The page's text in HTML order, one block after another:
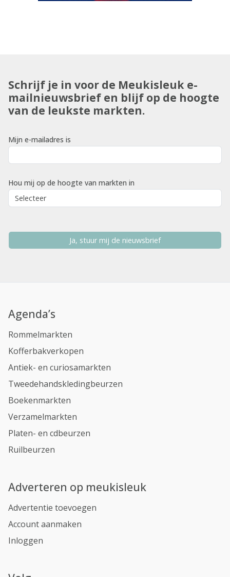
Schrijf je in voor de Meukisleuk e-
mailnieuwsbrief en blijf op de hoogte
van de leukste markten.
Mijn e-mailadres is
Hou mij op de hoogte van markten in
Ja, stuur mij de nieuwsbrief
Agenda’s
Rommelmarkten
Kofferbakverkopen
Antiek- en curiosamarkten
Tweedehandskledingbeurzen
Boekenmarkten
Verzamelmarkten
Platen- en cdbeurzen
Ruilbeurzen
Adverteren op meukisleuk
Advertentie toevoegen
Account aanmaken
Inloggen